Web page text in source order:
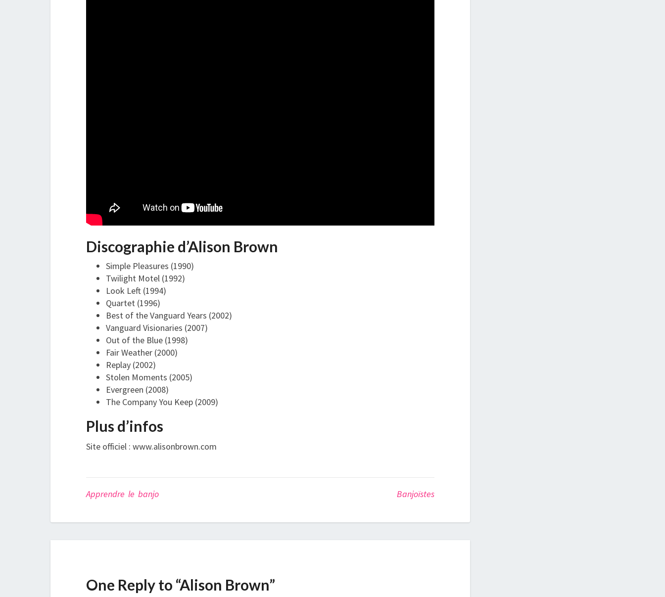
Discographie d’Alison Brown
Simple Pleasures (1990)
Twilight Motel (1992)
Look Left (1994)
Quartet (1996)
Best of the Vanguard Years (2002)
Vanguard Visionaries (2007)
Out of the Blue (1998)
Fair Weather (2000)
Replay (2002)
Stolen Moments (2005)
Evergreen (2008)
The Company You Keep (2009)
Plus d’infos
Site officiel : www.alisonbrown.com
Apprendre le banjo Banjoïstes
One Reply to “Alison Brown”